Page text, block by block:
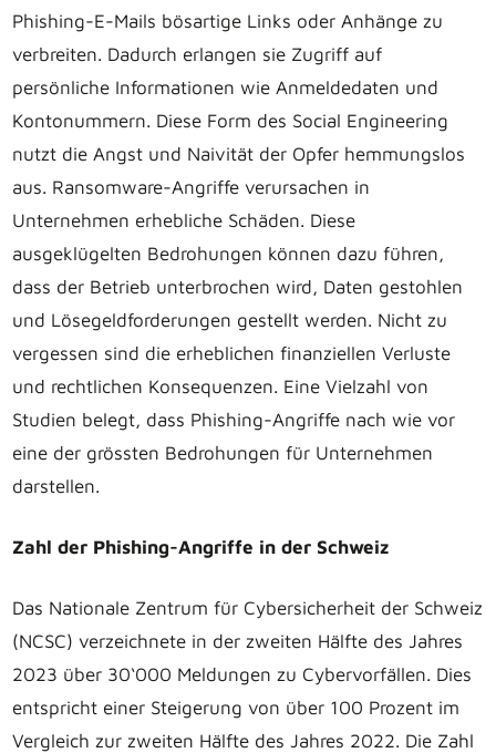
Phishing-E-Mails bösartige Links oder Anhänge zu
verbreiten. Dadurch erlangen sie Zugriff auf
persönliche Informationen wie Anmeldedaten und
Kontonummern. Diese Form des Social Engineering
nutzt die Angst und Naivität der Opfer hemmungslos
aus. Ransomware-Angriffe verursachen in
Unternehmen erhebliche Schäden. Diese
ausgeklügelten Bedrohungen können dazu führen,
dass der Betrieb unterbrochen wird, Daten gestohlen
und Lösegeldforderungen gestellt werden. Nicht zu
vergessen sind die erheblichen finanziellen Verluste
und rechtlichen Konsequenzen. Eine Vielzahl von
Studien belegt, dass Phishing-Angriffe nach wie vor
eine der grössten Bedrohungen für Unternehmen
darstellen.
Zahl der Phishing-Angriffe in der Schweiz
Das Nationale Zentrum für Cybersicherheit der Schweiz
(NCSC) verzeichnete in der zweiten Hälfte des Jahres
2023 über 30‘000 Meldungen zu Cybervorfällen. Dies
entspricht einer Steigerung von über 100 Prozent im
Vergleich zur zweiten Hälfte des Jahres 2022. Die Zahl